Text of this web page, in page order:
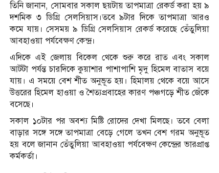
তিনি জানান, সোমবার সকাল ছয়টায় তাপমাত্রা রেকর্ড করা হয় ৯
দশমিক ৩ ডিগ্রি সেলসিয়াস।তবে ৯টার দিকে তাপমাত্রা আরও
কমে যায়। সেসময় ৯ ডিগ্রি সেলসিয়াস রেকর্ড করেছে তেঁতুলিয়া
আবহাওয়া পর্যবেক্ষণ কেন্দ্র।
এদিকে এই জেলায় বিকেল থেকে শুরু করে রাত এবং সকাল
আটটা পর্যন্ত চারদিকে কুয়াশার পাশাপাশি মৃদু হিমেল বাতাস বয়ে
যায়। এ সময়ে বেশ শীত অনুভূত হয়। হিমালয় থেকে বয়ে আসে
উত্তরের হিমেল হাওয়া ও শৈত্যপ্রবাহের কারণ পঞ্চগড়ে শীত জেঁকে
বসেছে।
সকাল ১০টার পর অবশ্য মিষ্টি রোদের দেখা মিলছে। তবে বেলা
বাড়ার সঙ্গে সঙ্গে তাপমাত্রা বেড়ে গেলে তখন বেশ গরম অনুভূত
হয় বলে জানান তেঁতুলিয়া আবহাওয়া পর্যবেক্ষণ কেন্দ্রের ভারপ্রাপ্ত
কর্মকর্তা।